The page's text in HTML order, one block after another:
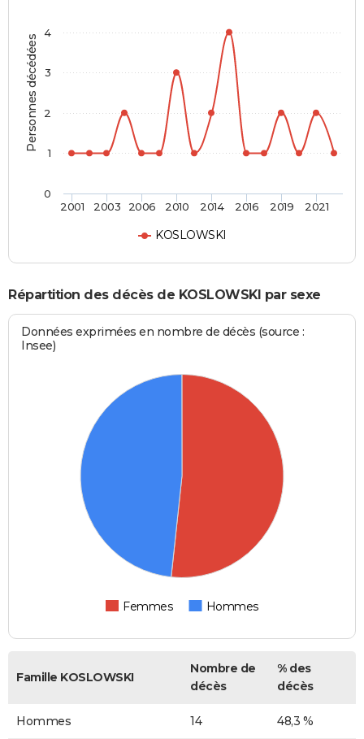
Personnes décédées
KOSLOWSKI
2001 2003 2006 2010 2014 2016 2019 2021
0
1
2
3
4
Répartition des décès de KOSLOWSKI par sexe
Données exprimées en nombre de décès (source :
Insee)
Femmes Hommes
Famille KOSLOWSKI
Nombre de
décès
% des
décès
Hommes 14 48,3 %